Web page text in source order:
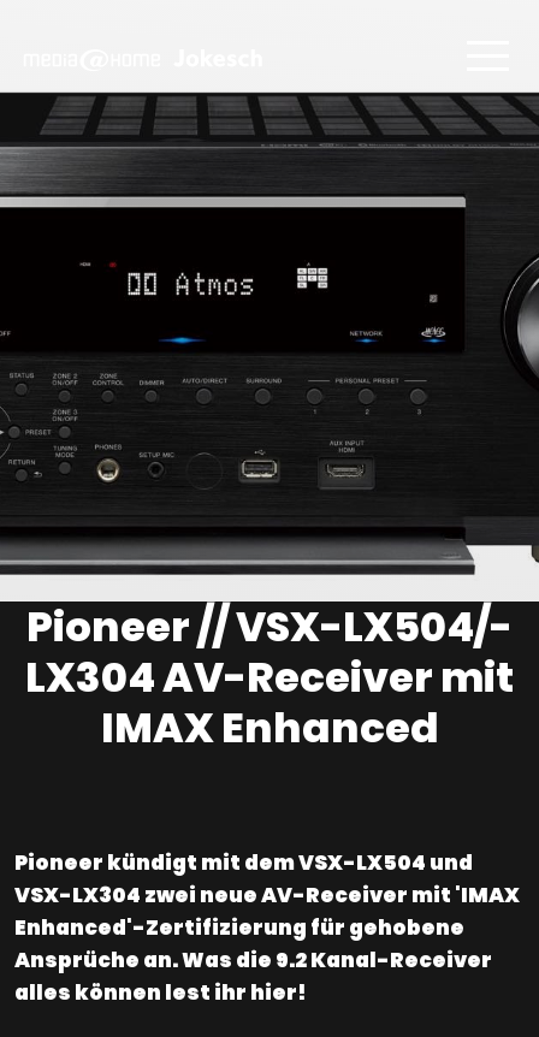
Pioneer // VSX-LX504/-
LX304 AV-Receiver mit
IMAX Enhanced
Pioneer kündigt mit dem VSX-LX504 und
VSX-LX304 zwei neue AV-Receiver mit 'IMAX
Enhanced'-Zertifizierung für gehobene
Ansprüche an. Was die 9.2 Kanal-Receiver
alles können lest ihr hier!